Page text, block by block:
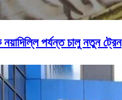
পর্যন্ত চালু নতুন ট্রেন